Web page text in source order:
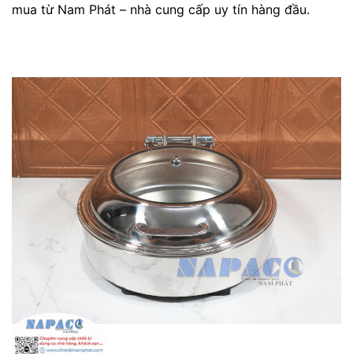
mua từ Nam Phát – nhà cung cấp uy tín hàng đầu.